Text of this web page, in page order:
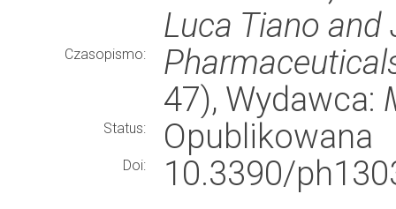
Luca Tiano
Czasopismo:
47), Wydawca:
Status: Opublikowana
Doi:
10.3390/